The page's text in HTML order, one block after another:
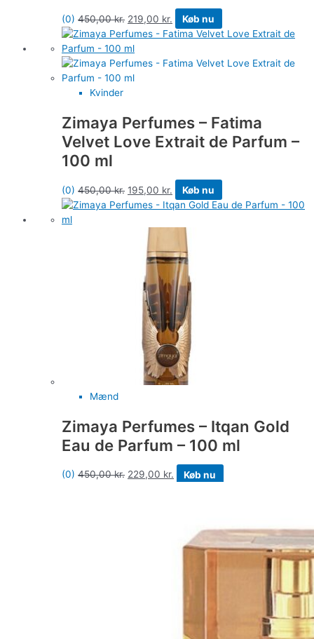
(0) 450,00kr. 219,00 kr. Køb nu
Kvinder
Zimaya Perfumes – Fatima
Velvet Love Extrait de Parfum –
100 ml
(0) 450,00kr. 195,00 kr. Køb nu
Mænd
Zimaya Perfumes – Itqan Gold
Eau de Parfum – 100 ml
(0) 450,00kr. 229,00 kr. Køb nu